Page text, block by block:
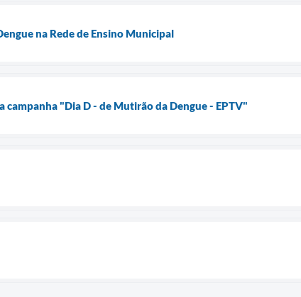
na Rede de Ensino Municipal
campanha "Dia D - de Mutirão da Dengue - EPTV"